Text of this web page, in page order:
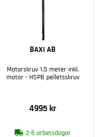
BAXI AB
Matarskruv 1,5 meter inkl.
motor - HSPB pelletsskruv
4995 kr
2-5 arbetsdagar